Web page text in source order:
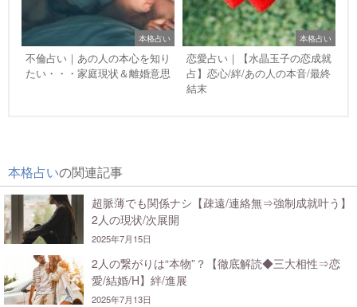
本格占い
不倫占い｜あの人の本心を知り
たい・・・家庭現状＆離婚意思
本格占い
恋愛占い｜【水晶玉子の恋成就
占】恋心/絆/あの人の本音/最終
結末
本格占いの関連記事
超脈薄でも関係ナシ【疎遠/連絡無⇒強制成就叶う】
2人の現状/次展開
2025年7月15日
2人の繋がりは“本物”？【徹底解読◆三大相性⇒恋
愛/結婚/H】絆/進展
2025年7月13日